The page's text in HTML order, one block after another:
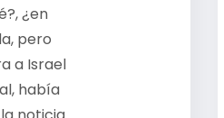
¿en
pero
a Israel
había